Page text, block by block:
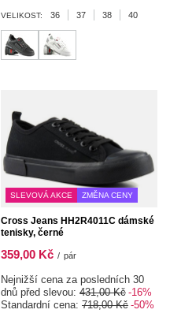
VELIKOST: 36 37 38 40
SLEVOVÁ AKCE ZMĚNA CENY
Cross Jeans HH2R4011C dámské
tenisky, černé
359,00 Kč / pár
Nejnižší cena za posledních 30
dnů před slevou: 431,00 Kč -16%
Standardní cena: 718,00 Kč -50%